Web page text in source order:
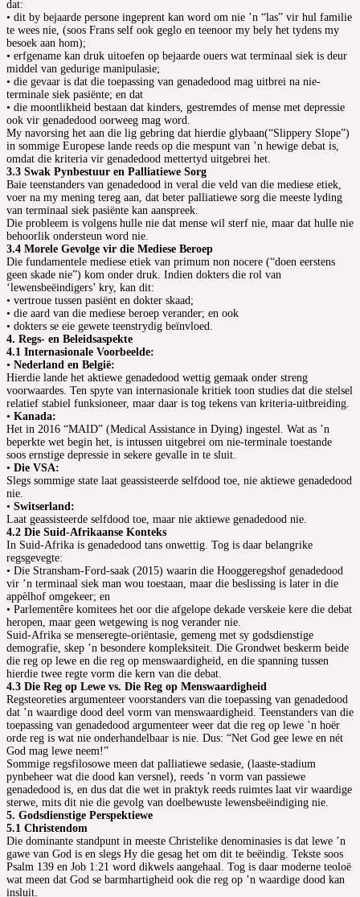
dat:
• dit by bejaarde persone ingeprent kan word om nie ’n “las” vir hul familie
te wees nie, (soos Frans self ook geglo en teenoor my bely het tydens my
besoek aan hom);
• erfgename kan druk uitoefen op bejaarde ouers wat terminaal siek is deur
middel van gedurige manipulasie;
• die gevaar is dat die toepassing van genadedood mag uitbrei na nie-
terminale siek pasiënte; en dat
• die moontlikheid bestaan dat kinders, gestremdes of mense met depressie
ook vir genadedood oorweeg mag word.
My navorsing het aan die lig gebring dat hierdie glybaan(“Slippery Slope”)
in sommige Europese lande reeds op die mespunt van ’n hewige debat is,
omdat die kriteria vir genadedood mettertyd uitgebrei het.
3.3 Swak Pynbestuur en Palliatiewe Sorg
Baie teenstanders van genadedood in veral die veld van die mediese etiek,
voer na my mening tereg aan, dat beter palliatiewe sorg die meeste lyding
van terminaal siek pasiënte kan aanspreek.
Die probleem is volgens hulle nie dat mense wil sterf nie, maar dat hulle nie
behoorlik ondersteun word nie.
3.4 Morele Gevolge vir die Mediese Beroep
Die fundamentele mediese etiek van primum non nocere (“doen eerstens
geen skade nie”) kom onder druk. Indien dokters die rol van
‘lewensbeëindigers’ kry, kan dit:
• vertroue tussen pasiënt en dokter skaad;
• die aard van die mediese beroep verander; en ook
• dokters se eie gewete teenstrydig beïnvloed.
4. Regs- en Beleidsaspekte
4.1 Internasionale Voorbeelde:
• Nederland en België:
Hierdie lande het aktiewe genadedood wettig gemaak onder streng
voorwaardes. Ten spyte van internasionale kritiek toon studies dat die stelsel
relatief stabiel funksioneer, maar daar is tog tekens van kriteria-uitbreiding.
• Kanada:
Het in 2016 “MAID” (Medical Assistance in Dying) ingestel. Wat as ’n
beperkte wet begin het, is intussen uitgebrei om nie-terminale toestande
soos ernstige depressie in sekere gevalle in te sluit.
• Die VSA:
Slegs sommige state laat geassisteerde selfdood toe, nie aktiewe genadedood
nie.
• Switserland:
Laat geassisteerde selfdood toe, maar nie aktiewe genadedood nie.
4.2 Die Suid-Afrikaanse Konteks
In Suid-Afrika is genadedood tans onwettig. Tog is daar belangrike
regsgevegte:
• Die Stransham-Ford-saak (2015) waarin die Hooggeregshof genadedood
vir ’n terminaal siek man wou toestaan, maar die beslissing is later in die
appèlhof omgekeer; en
• Parlementêre komitees het oor die afgelope dekade verskeie kere die debat
heropen, maar geen wetgewing is nog verander nie.
Suid-Afrika se menseregte-oriëntasie, gemeng met sy godsdienstige
demografie, skep ’n besondere kompleksiteit. Die Grondwet beskerm beide
die reg op lewe en die reg op menswaardigheid, en die spanning tussen
hierdie twee regte vorm die kern van die debat.
4.3 Die Reg op Lewe vs. Die Reg op Menswaardigheid
Regsteoreties argumenteer voorstanders van die toepassing van genadedood
dat ’n waardige dood deel vorm van menswaardigheid. Teenstanders van die
toepassing van genadedood argumenteer weer dat die reg op lewe ’n hoër
orde reg is wat nie onderhandelbaar is nie. Dus: “Net God gee lewe en nét
God mag lewe neem!”
Sommige regsfilosowe meen dat palliatiewe sedasie, (laaste-stadium
pynbeheer wat die dood kan versnel), reeds ’n vorm van passiewe
genadedood is, en dus dat die wet in praktyk reeds ruimtes laat vir waardige
sterwe, mits dit nie die gevolg van doelbewuste lewensbeëindiging nie.
5. Godsdienstige Perspektiewe
5.1 Christendom
Die dominante standpunt in meeste Christelike denominasies is dat lewe ’n
gawe van God is en slegs Hy die gesag het om dit te beëindig. Tekste soos
Psalm 139 en Job 1:21 word dikwels aangehaal. Tog is daar moderne teoloë
wat meen dat God se barmhartigheid ook die reg op ’n waardige dood kan
insluit.